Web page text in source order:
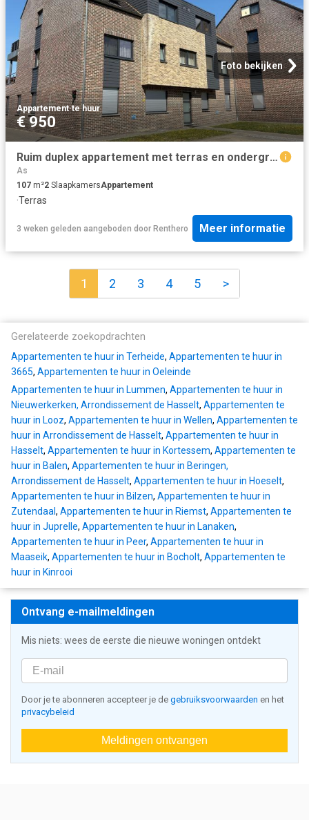
Foto bekijken
Appartement·te huur
€ 950
Ruim duplex appartement met terras en ondergrondse staanplaats te huur in Leopoldsburg
As
107 m²2 SlaapkamersAppartement
·Terras
3 weken geleden aangeboden door Renthero Meer informatie
1 2 3 4 5 >
Gerelateerde zoekopdrachten
Appartementen te huur in Terheide, Appartementen te huur in
3665, Appartementen te huur in Oeleinde
Appartementen te huur in Lummen, Appartementen te huur in
Nieuwerkerken, Arrondissement de Hasselt, Appartementen te
huur in Looz, Appartementen te huur in Wellen, Appartementen te
huur in Arrondissement de Hasselt, Appartementen te huur in
Hasselt, Appartementen te huur in Kortessem, Appartementen te
huur in Balen, Appartementen te huur in Beringen,
Arrondissement de Hasselt, Appartementen te huur in Hoeselt,
Appartementen te huur in Bilzen, Appartementen te huur in
Zutendaal, Appartementen te huur in Riemst, Appartementen te
huur in Juprelle, Appartementen te huur in Lanaken,
Appartementen te huur in Peer, Appartementen te huur in
Maaseik, Appartementen te huur in Bocholt, Appartementen te
huur in Kinrooi
Ontvang e-mailmeldingen
Mis niets: wees de eerste die nieuwe woningen ontdekt
Door je te abonneren accepteer je de gebruiksvoorwaarden en het
privacybeleid
Meldingen ontvangen